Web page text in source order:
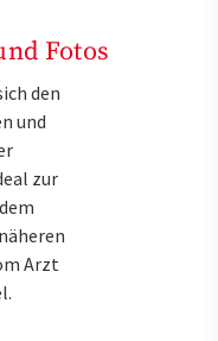
Fotos
den
und
zur
Arzt